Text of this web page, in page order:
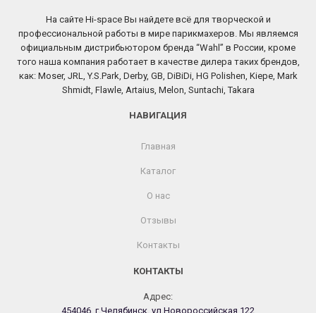
На сайте Hi-space Вы найдете всё для творческой и
профессиональной работы в мире парикмахеров. Мы являемся
официальным дистрибьютором бренда “Wahl” в России, кроме
того наша компания работает в качестве дилера таких брендов,
как: Moser, JRL, Y.S.Park, Derby, GB, DiBiDi, HG Polishen, Kiepe, Mark
Shmidt, Flawle, Artaius, Melon, Suntachi, Takara
НАВИГАЦИЯ
Главная
Каталог
О нас
Отзывы
Контакты
КОНТАКТЫ
Адрес:
454046, г.Челябинск, ул.Новороссийская 122